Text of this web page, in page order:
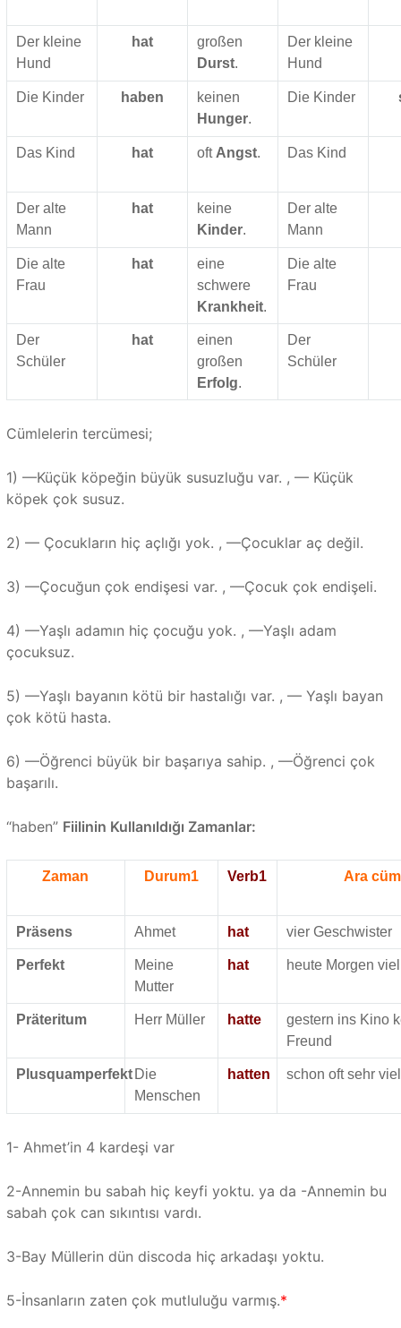
Der kleine
Hund
hat
großen
Durst.
Der kleine
Hund
Die Kinder haben
keinen
Hunger.
Die Kinder
Das Kind hat oftAngst. Das Kind
Der alte
Mann
hat
keine
Kinder.
Der alte
Mann
Die alte
Frau
hat
eine
schwere
Krankheit.
Die alte
Frau
Der
Schüler
hat
einen
großen
Erfolg.
Der
Schüler
Cümlelerin tercümesi;
1) —Küçük köpeğin büyük susuzluğu var. , — Küçük
köpek çok susuz.
2) — Çocukların hiç açlığı yok. , —Çocuklar aç değil.
3) —Çocuğun çok endişesi var. , —Çocuk çok endişeli.
4) —Yaşlı adamın hiç çocuğu yok. , —Yaşlı adam
çocuksuz.
5) —Yaşlı bayanın kötü bir hastalığı var. , — Yaşlı bayan
çok kötü hasta.
6) —Öğrenci büyük bir başarıya sahip. , —Öğrenci çok
başarılı.
“haben” Fiilinin Kullanıldığı Zamanlar:
Zaman Durum1 Verb1 Ara
Präsens Ahmet hat vier Geschwister
Perfekt
Meine
Mutter
hat heute Morgen
Präteritum Herr Müller hatte
gestern ins Kino
Freund
Plusquamperfekt Die
Menschen
hatten schon oft sehr
1- Ahmet’in 4 kardeşi var
2-Annemin bu sabah hiç keyfi yoktu. ya da -Annemin bu
sabah çok can sıkıntısı vardı.
3-Bay Müllerin dün discoda hiç arkadaşı yoktu.
5-İnsanların zaten çok mutluluğu varmış.*